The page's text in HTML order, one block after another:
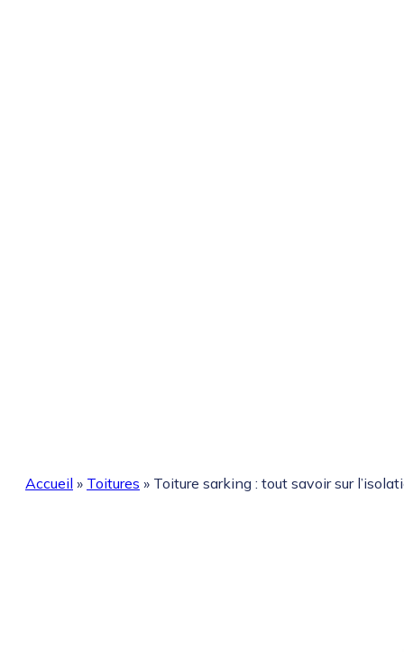
Accueil » Toitures » Toiture sarking : tout savoir sur